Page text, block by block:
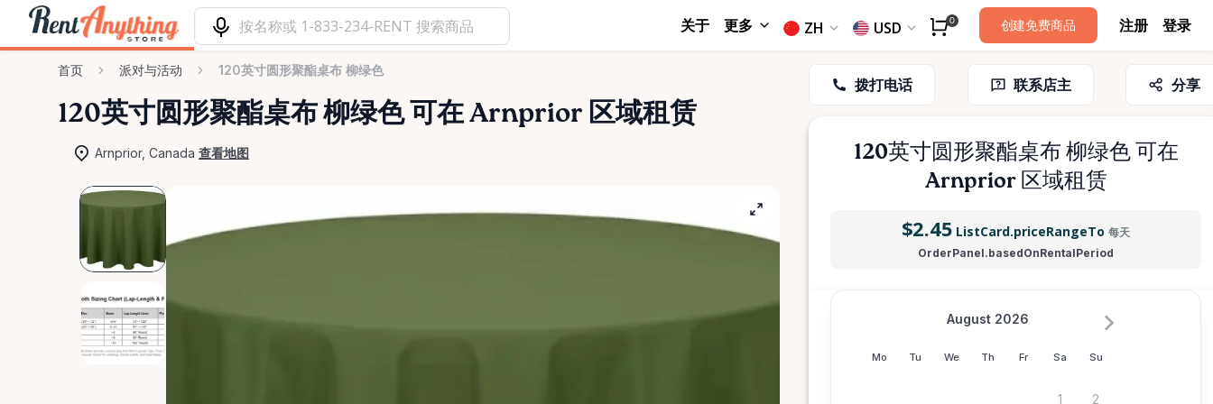
关于 更多 ZH USD 0 创建免费商品 注册 登录
首页 派对与活动 120英寸圆形聚酯桌布 柳绿色
120英寸圆形聚酯桌布 柳绿色可在 Arnprior 区域租赁
Arnprior, Canada 查看地图
拨打电话 联系店主 分享
120英寸圆形聚酯桌布 柳绿色可在
Arnprior 区域租赁
$2.45 ListCard.priceRangeTo 每天
OrderPanel.basedOnRentalPeriod
Mo Tu We Th Fr Sa Su
August 2026
1 2